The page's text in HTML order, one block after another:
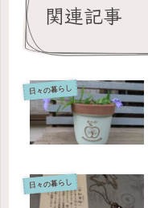
関連記事
日々の暮らし
日々の暮らし